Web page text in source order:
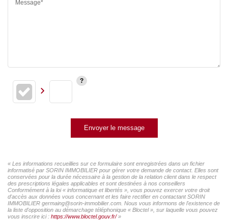
Message*
Envoyer le message
« Les informations recueillies sur ce formulaire sont enregistrées dans un fichier
informatisé par SORIN IMMOBILIER pour gérer votre demande de contact. Elles sont
conservées pour la durée nécessaire à la gestion de la relation client dans le respect
des prescriptions légales applicables et sont destinées à nos conseillers
Conformément à la loi « informatique et libertés », vous pouvez exercer votre droit
d'accès aux données vous concernant et les faire rectifier en contactant SORIN
IMMOBILIER germaing@sorin-immobilier.com. Nous vous informons de l'existence de
la liste d'opposition au démarchage téléphonique « Bloctel », sur laquelle vous pouvez
vous inscrire ici : https://www.bloctel.gouv.fr/»